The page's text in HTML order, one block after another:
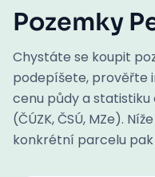
Pozemky
Chystáte se koupit
podepíšete, prověřte
cenu půdy a
(ČÚZK, ČSÚ, MZe).
konkrétní parcelu